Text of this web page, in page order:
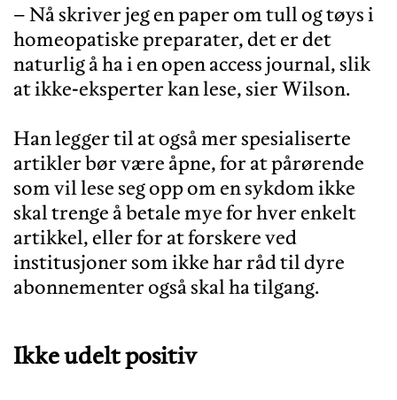
– Nå skriver jeg en paper om tull og tøys i
homeopatiske preparater, det er det
naturlig å ha i en open access journal, slik
at ikke-eksperter kan lese, sier Wilson.
Han legger til at også mer spesialiserte
artikler bør være åpne, for at pårørende
som vil lese seg opp om en sykdom ikke
skal trenge å betale mye for hver enkelt
artikkel, eller for at forskere ved
institusjoner som ikke har råd til dyre
Ikke udelt positiv